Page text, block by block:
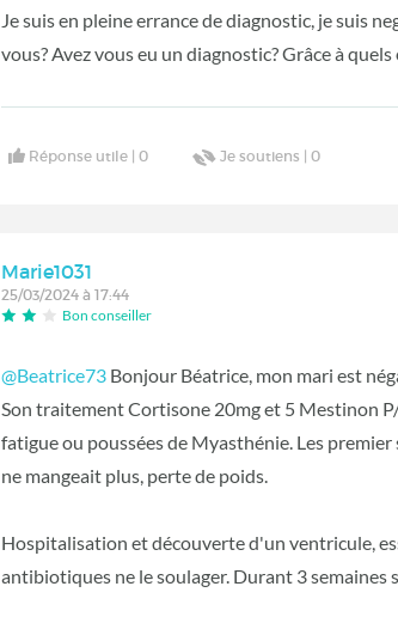
Je suis en pleine errance de diagnostic, je suis
vous? Avez vous eu un diagnostic? Grâce à
Réponse utile |0 Je soutiens |0
Marie1031
25/03/2024 à 17:44
Bon conseiller
@Beatrice73 Bonjour Béatrice, mon mari est
Son traitement Cortisone 20mg et 5 Mestinon
fatigue ou poussées de Myasthénie. Les
ne mangeait plus, perte de poids.
Hospitalisation et découverte d'un ventricule,
antibiotiques ne le soulager. Durant 3 semaines